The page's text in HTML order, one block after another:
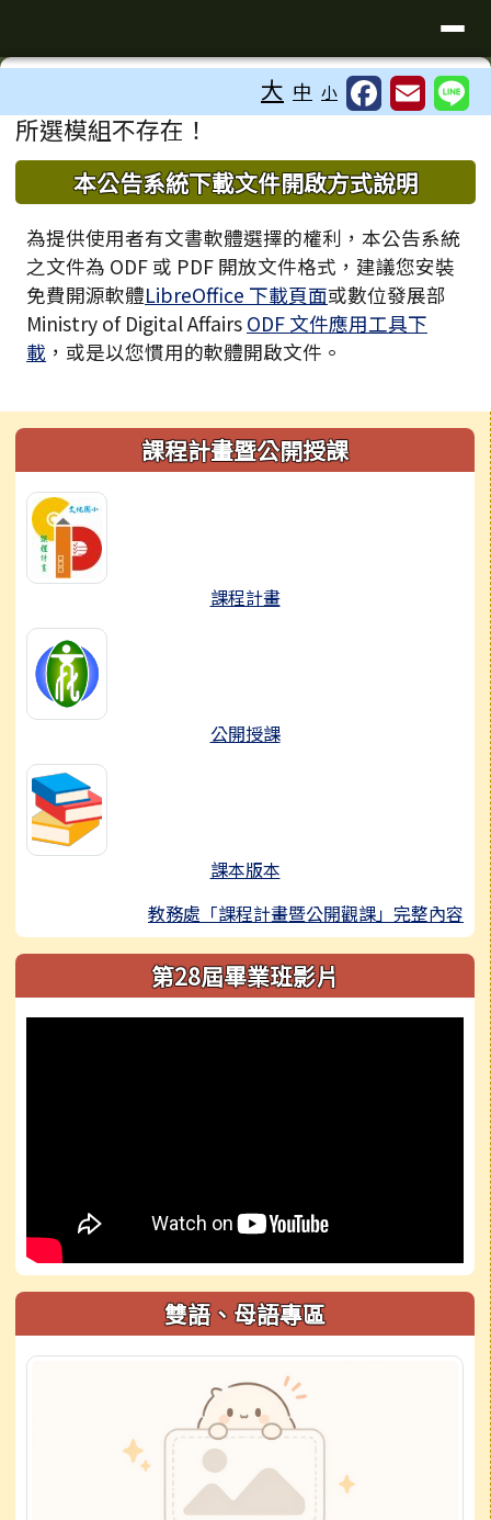
臺南市歸仁區文化國小全球資訊站
⏸
大 中 小
主內容區域
所選模組不存在！
下中區域內容
本公告系統下載文件開啟方式說明
為提供使用者有文書軟體選擇的權利，本公告系統
之文件為 ODF 或 PDF 開放文件格式，建議您安裝
免費開源軟體LibreOffice 下載頁面或數位發展部
Ministry of Digital Affairs ODF 文件應用工具下
載 ，或是以您慣用的軟體開啟文件。
左邊區域內容課程計畫暨公開授課
課程計畫
公開授課
課本版本
教務處「課程計畫暨公開觀課」完整內容
第28屆畢業班影片
雙語、母語專區
頁尾區域